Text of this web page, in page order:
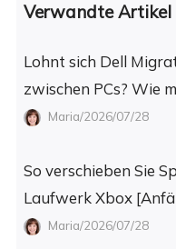
Verwandte Artikel
Lohnt sich Dell
zwischen PCs? Wie
Maria/2026/07/28
So verschieben Sie
Laufwerk Xbox
Maria/2026/07/28